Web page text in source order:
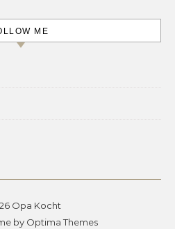
ME
Opa Kocht
by Optima Themes